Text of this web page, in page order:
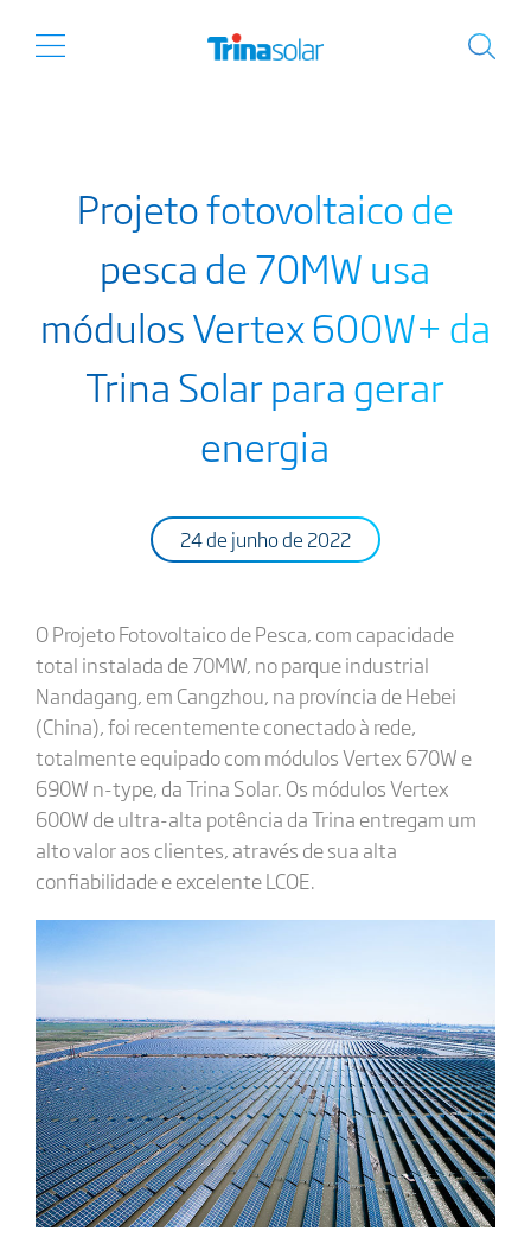
Projeto fotovoltaico de
pesca de 70MW usa
módulos Vertex 600W+ da
Trina Solar para gerar
energia
24 de junho de 2022
O Projeto Fotovoltaico de Pesca, com capacidade
total instalada de 70MW, no parque industrial
Nandagang, em Cangzhou, na província de Hebei
(China), foi recentemente conectado à rede,
totalmente equipado com módulos Vertex 670W e
690W n-type, da Trina Solar. Os módulos Vertex
600W de ultra-alta potência da Trina entregam um
alto valor aos clientes, através de sua alta
confiabilidade e excelente LCOE.